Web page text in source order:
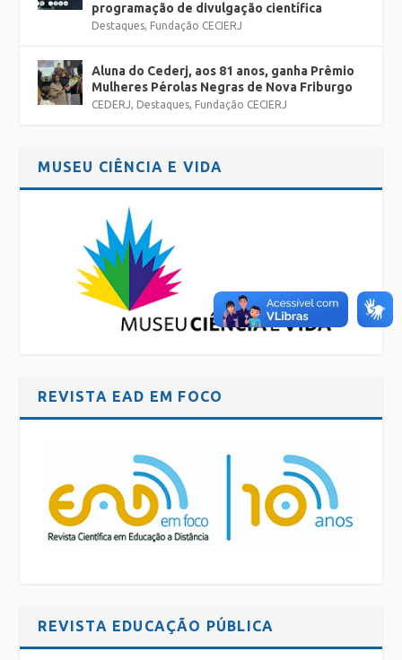
programação de divulgação científica
Destaques, Fundação CECIERJ
Aluna do Cederj, aos 81 anos, ganha Prêmio
Mulheres Pérolas Negras de Nova Friburgo
CEDERJ, Destaques, Fundação CECIERJ
MUSEU CIÊNCIA E VIDA
REVISTA EAD EM FOCO
REVISTA EDUCAÇÃO PÚBLICA